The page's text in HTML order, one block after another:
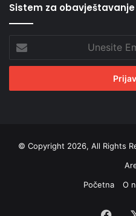
Sistem za obavještavanje
Email
adresu
© Copyright 2026, All Rights
Početna
O